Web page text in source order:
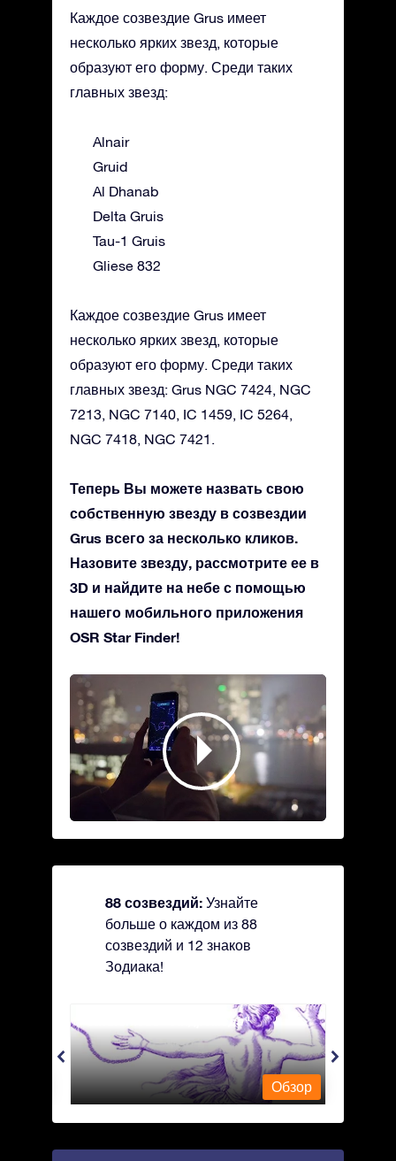
Каждое созвездие Grus имеет
несколько ярких звезд, которые
образуют его форму. Среди таких
главных звезд:
Alnair
Gruid
Al Dhanab
Delta Gruis
Tau-1 Gruis
Gliese 832
Каждое созвездие Grus имеет
несколько ярких звезд, которые
образуют его форму. Среди таких
главных звезд: Grus NGC 7424, NGC
7213, NGC 7140, IC 1459, IC 5264,
NGC 7418, NGC 7421.
Теперь Вы можете назвать свою
собственную звезду в созвездии
Grus всего за несколько кликов.
Назовите звезду, рассмотрите ее в
3D и найдите на небе с помощью
нашего мобильного приложения
OSR Star Finder!
88 созвездий: Узнайте
больше о каждом из 88
созвездий и 12 знаков
Зодиака!
Andromeda - Андромеда
Обзор